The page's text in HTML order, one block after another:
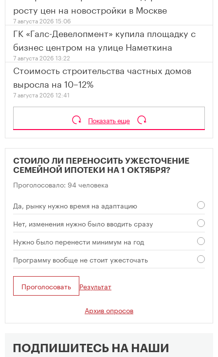
росту цен на новостройки в Москве
7 августа 2026 15:06
ГК «Галс-Девелопмент» купила площадку с
бизнес центром на улице Наметкина
7 августа 2026 13:22
Стоимость строительства частных домов
выросла на 10–12%
7 августа 2026 12:41
Показать еще
СТОИЛО ЛИ ПЕРЕНОСИТЬ УЖЕСТОЧЕНИЕ
СЕМЕЙНОЙ ИПОТЕКИ НА 1 ОКТЯБРЯ?
Проголосовало: 94 человека
Да, рынку нужно время на адаптацию
Нет, изменения нужно было вводить сразу
Нужно было перенести минимум на год
Программу вообще не стоит ужесточать
Проголосовать Результат
Архив опросов
ПОДПИШИТЕСЬ НА НАШИ